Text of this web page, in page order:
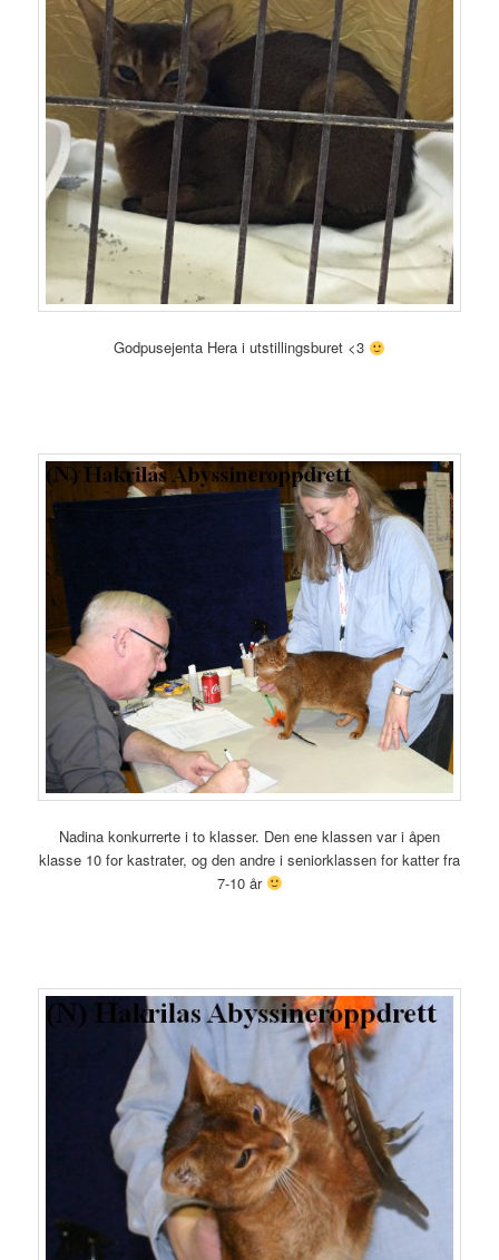
Godpusejenta Hera i utstillingsburet <3
Nadina konkurrerte i to klasser. Den ene klassen var i åpen
klasse 10 for kastrater, og den andre i seniorklassen for katter fra
7-10 år